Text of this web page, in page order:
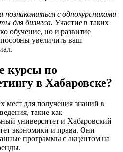
с однокурсниками
для бизнеса. Участие в таких
обучение, но и развитие
увеличить ваш
курсы по
в Хабаровске?
мест для получения знаний в
такие как
университет и Хабаровский
экономики и права. Они
программы с акцентом на